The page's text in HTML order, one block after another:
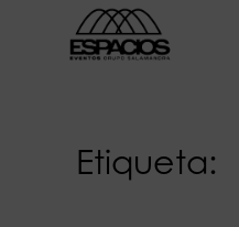
Etiqueta: